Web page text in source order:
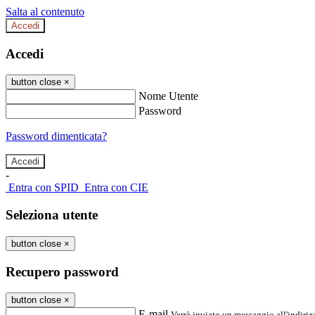
Salta al contenuto
Accedi
Accedi
button close ×
Nome Utente
Password
Password dimenticata?
-
Entra con SPID Entra con CIE
Seleziona utente
button close ×
Recupero password
button close ×